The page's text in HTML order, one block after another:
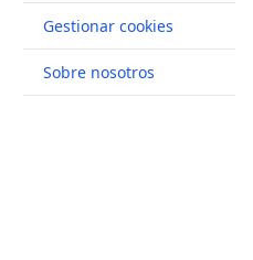
Gestionar cookies
Sobre nosotros